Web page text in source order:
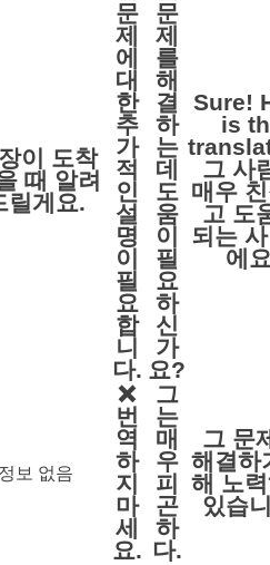
이 도착
때 알려
릴게요.
문
제
에
대
한
추
가
적
인
설
명
이
필
요
합
니
다.
문
제
를
해
결
하
는
데
도
움
이
필
요
하
신
가
요?
Sure!
is
그 사
매우
고 도
되는
에
정보 없음
❌
번
역
하
지
마
세
요.
그
는
매
우
피
곤
하
다.
그 문
해결하
해 노
있습